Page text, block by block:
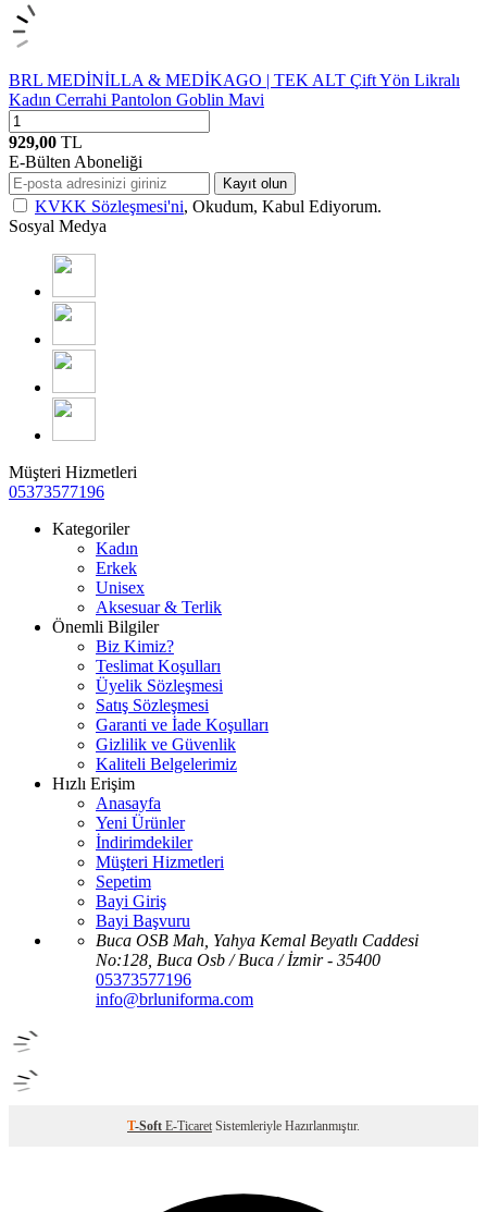
BRL MEDİNİLLA & MEDİKAGO | TEK ALT Çift Yön Likralı
Kadın Cerrahi Pantolon Goblin Mavi
929,00 TL
E-Bülten Aboneliği
Kayıt olun
KVKK Sözleşmesi'ni, Okudum, Kabul Ediyorum.
Sosyal Medya
Müşteri Hizmetleri
05373577196
Kategoriler
Kadın
Erkek
Unisex
Aksesuar & Terlik
Önemli Bilgiler
Biz Kimiz?
Teslimat Koşulları
Üyelik Sözleşmesi
Satış Sözleşmesi
Garanti ve İade Koşulları
Gizlilik ve Güvenlik
Kaliteli Belgelerimiz
Hızlı Erişim
Anasayfa
Yeni Ürünler
İndirimdekiler
Müşteri Hizmetleri
Sepetim
Bayi Giriş
Bayi Başvuru
Buca OSB Mah, Yahya Kemal Beyatlı Caddesi
No:128, Buca Osb / Buca / İzmir - 35400
05373577196
info@brluniforma.com
T-Soft E-Ticaret Sistemleriyle Hazırlanmıştır.